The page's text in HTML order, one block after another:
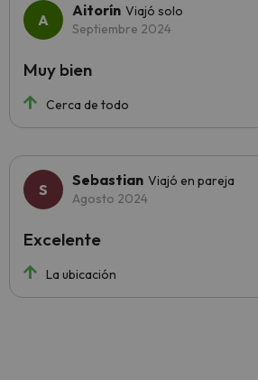
Aitorín Viajó solo
Septiembre 2024
Cerca de todo
Muy bien
Sebastian Viajó en pareja
Agosto 2024
La ubicación
Excelente